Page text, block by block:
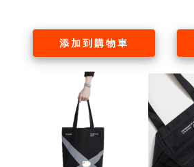
添加到購物車